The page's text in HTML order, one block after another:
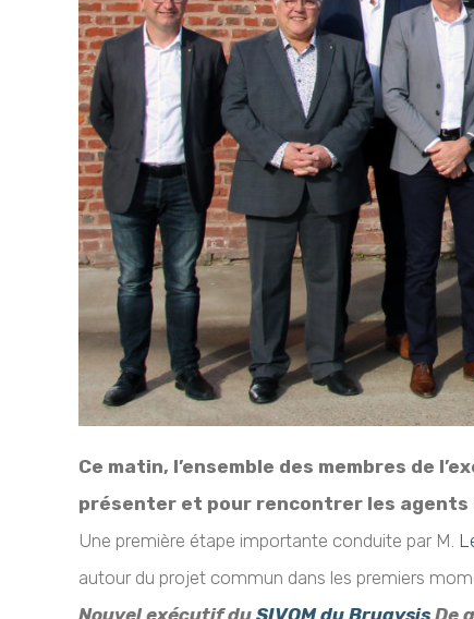
Ce matin, l’ensemble des membres de
présenter et pour rencontrer les
Une première étape importante conduite par M.
autour du projet commun dans les premiers
Nouvel exécutif du SIVOM du Bruaysis De